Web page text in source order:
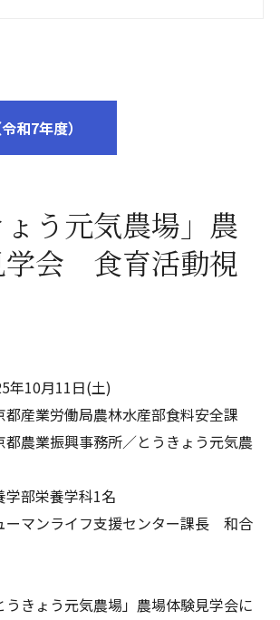
和7年度）
ょう元気農場」農
学会 食育活動視
10月11日(土)
業労働局農林水産部食料安全課
業振興事務所／とうきょう元気農
部栄養学科1名
ンライフ支援センター課長 和合
うきょう元気農場」農場体験見学会に